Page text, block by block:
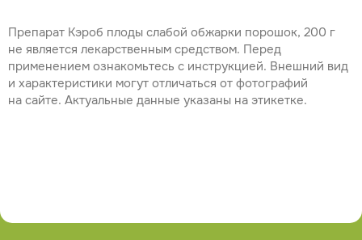
Препарат Кэроб плоды слабой обжарки порошок, 200 г
не является лекарственным средством. Перед
применением ознакомьтесь с инструкцией. Внешний вид
и характеристики могут отличаться от фотографий
на сайте. Актуальные данные указаны на этикетке.